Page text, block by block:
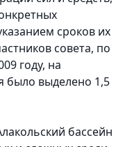
сроков их
совета, по
году, на
было выделено 1,5
бассейн